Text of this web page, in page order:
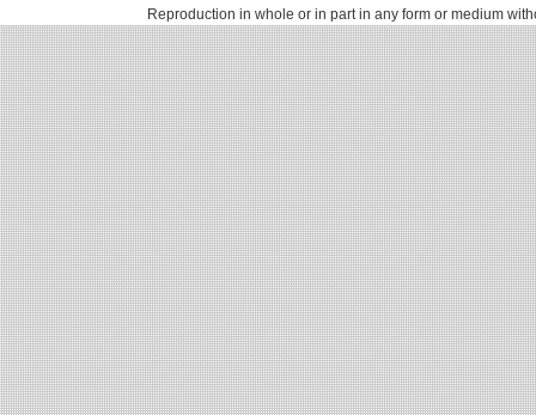
Reproduction in whole or in part in any form or medium